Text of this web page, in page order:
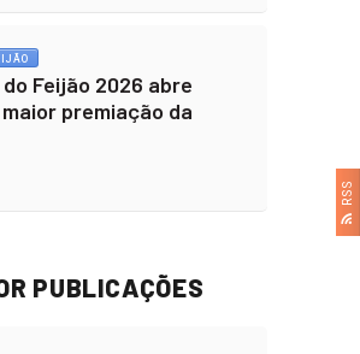
RSS
Feijão 2026 abre
premiação da
PUBLICAÇÕES